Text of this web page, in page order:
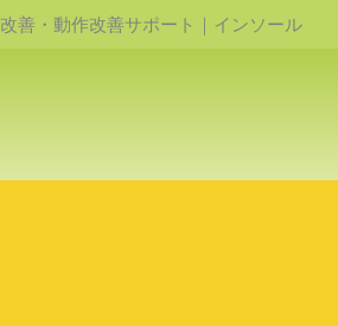
善・動作改善サポート｜インソール